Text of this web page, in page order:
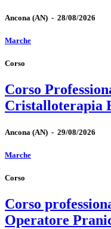
Ancona (AN) - 28/08/2026
Marche
Corso
Corso
Cristalloterapia
Ancona (AN) - 29/08/2026
Marche
Corso
Corso
Operatore